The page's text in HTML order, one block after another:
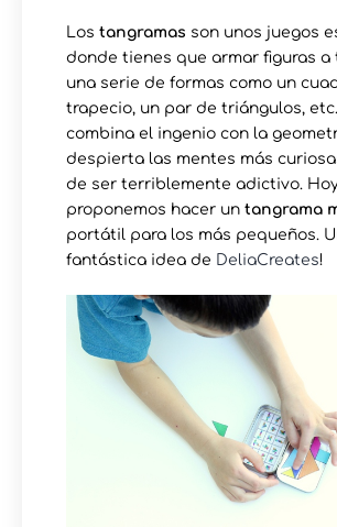
Los tangramas son unos juegos
donde tienes que armar figuras a
una serie de formas como un
trapecio, un par de triángulos,
combina el ingenio con la
despierta las mentes más
de ser terriblemente adictivo.
proponemos hacer un tangrama
portátil para los más pequeños.
fantástica idea de
DeliaCreates!